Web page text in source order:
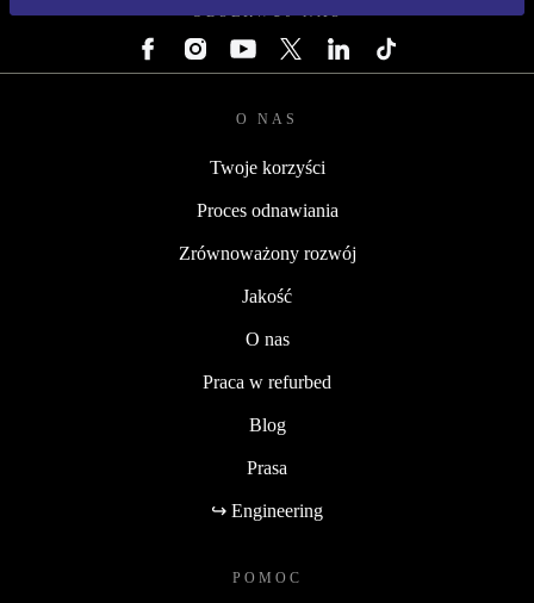
OBSERWUJ NAS
O NAS
Twoje korzyści
Proces odnawiania
Zrównoważony rozwój
Jakość
O nas
Praca w refurbed
Blog
Prasa
↪ Engineering
POMOC